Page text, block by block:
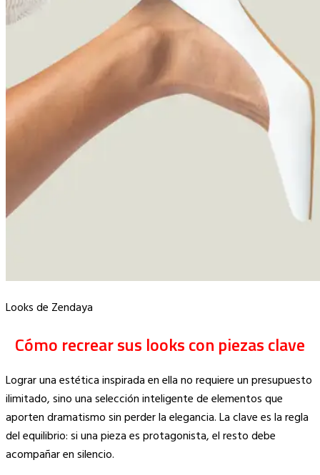
Looks de Zendaya
Cómo recrear sus looks con piezas clave
Lograr una estética inspirada en ella no requiere un presupuesto
ilimitado, sino una selección inteligente de elementos que
aporten dramatismo sin perder la elegancia. La clave es la regla
del equilibrio: si una pieza es protagonista, el resto debe
acompañar en silencio.